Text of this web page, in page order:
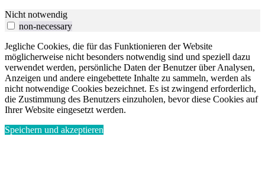
Nicht notwendig
non-necessary
Jegliche Cookies, die für das Funktionieren der Website
möglicherweise nicht besonders notwendig sind und speziell dazu
verwendet werden, persönliche Daten der Benutzer über Analysen,
Anzeigen und andere eingebettete Inhalte zu sammeln, werden als
nicht notwendige Cookies bezeichnet. Es ist zwingend erforderlich,
die Zustimmung des Benutzers einzuholen, bevor diese Cookies auf
Ihrer Website eingesetzt werden.
Speichern und akzeptieren